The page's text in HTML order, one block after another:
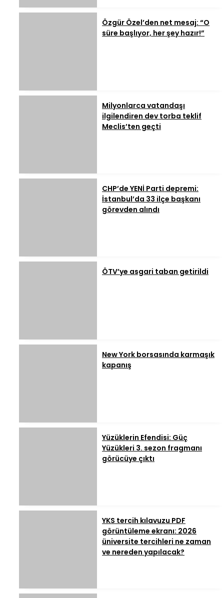
Özgür Özel’den net mesaj: “O
süre başlıyor, her şey hazır!”
Milyonlarca vatandaşı
ilgilendiren dev torba teklif
Meclis’ten geçti
CHP’de YENİ Parti depremi:
İstanbul’da 33 ilçe başkanı
görevden alındı
ÖTV’ye asgari taban getirildi
New York borsasında karmaşık
kapanış
Yüzüklerin Efendisi: Güç
Yüzükleri 3. sezon fragmanı
görücüye çıktı
YKS tercih kılavuzu PDF
görüntüleme ekranı: 2026
üniversite tercihleri ne zaman
ve nereden yapılacak?